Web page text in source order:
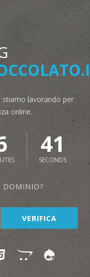
lavorando per
online.
41
SECONDS
DOMINIO?